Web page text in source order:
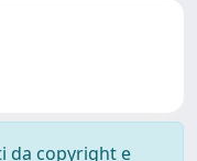
da copyright e